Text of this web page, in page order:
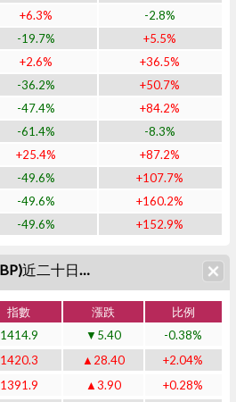
+6.3%
-2.8%
-19.7%
+5.5%
+2.6%
+36.5%
-36.2%
+50.7%
-47.4%
+84.2%
-61.4%
-8.3%
+25.4%
+87.2%
-49.6%
+107.7%
-49.6%
+160.2%
-49.6% +152.9%
以太幣/英鎊 (ETHGBP)近二十日表現
指數 漲跌
比例
1414.9 ▼5.40
-0.38%
1420.3 ▲28.40
+2.04%
1391.9 ▲3.90
+0.28%